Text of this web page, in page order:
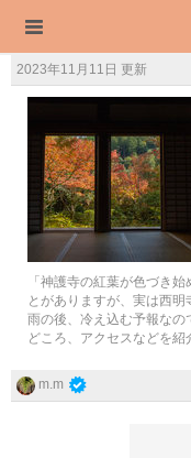
2023年11月11日 更新
「神護寺の紅葉が色づき
とがありますが、実は西
雨の後、冷え込む予報な
どころ、アクセスなどを紹
m.m